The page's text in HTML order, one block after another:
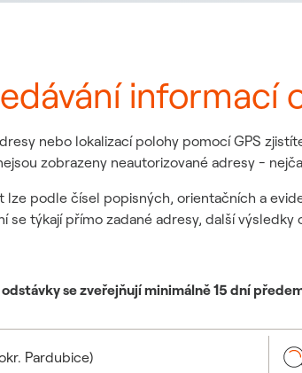
informací
nebo lokalizací polohy pomocí GPS
zobrazeny neautorizované adresy -
lze podle čísel popisných, orientačních a
se týkají přímo zadané adresy, další výsledky
odstávky se zveřejňují minimálně 15 dní